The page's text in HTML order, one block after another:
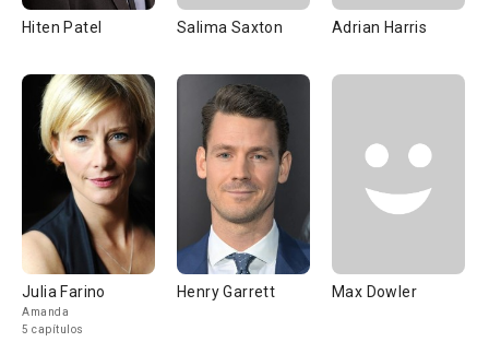
Hiten Patel Salima Saxton Adrian Harris
Julia Farino
Amanda
5 capítulos
Henry Garrett Max Dowler